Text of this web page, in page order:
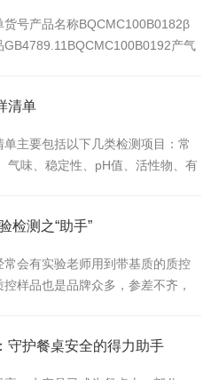
。这种检测卡通常基于免疫层析技
唾液样本，就能在短时间内提供检
爆发或大规...
号产品名称BQCMC100B0182β
产气
大肠埃希氏
大肠菌群质控样品
清单
要包括以下几类检测项目：常
、稳定性、pH值、活性物、有
防腐效果测试。重金属检测:包括
腐剂、氢醌、α-羟基酸、苯酚、
药残留等。特定成分检测:如祛斑/美
检测之“助手”
常会有实验老师用到带基质的质控
样品也是品牌众多，参差不齐，
，对于混匀粉碎的制样设备要求更高
：守护餐桌安全的得力助手